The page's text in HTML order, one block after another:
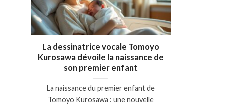
La dessinatrice vocale Tomoyo
Kurosawa dévoile la naissance de
son premier enfant
La naissance du premier enfant de
Tomoyo Kurosawa : une nouvelle